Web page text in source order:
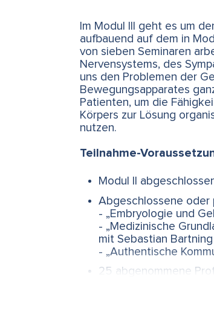
Im Modul III geht es um
aufbauend auf dem in
von sieben Seminaren
Nervensystems, des
uns den Problemen der
Bewegungsapparates
Patienten, um die
Körpers zur Lösung
nutzen.
Teilnahme-
Modul II
Abgeschlossene oder
- „Embryologie und
- „Medizinische
mit Sebastian Bartning
- „Authentische
25 abgenommene